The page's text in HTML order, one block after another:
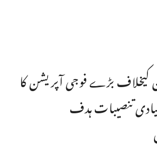
کیخلاف بڑے فوجی آپریشن کا
تنصیبات ہدف